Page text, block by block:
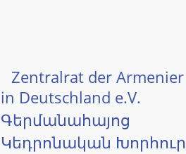
Zentralrat der Armenier
in Deutschland e.V.
Գերմանահայոց
Կեդրոնական